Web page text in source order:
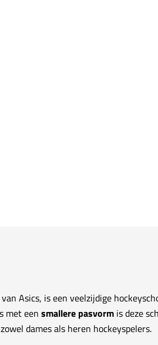
Asics, is een veelzijdige
met een smallere pasvorm is deze
dames als heren hockeyspelers.